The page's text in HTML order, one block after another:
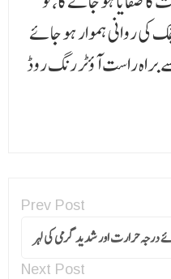
کی روانی ہموار ہو جائے
راست آؤٹر رنگ روڈ
Prev Post
درجہ حرارت اور شدید گرمی کی لہر
Next Post